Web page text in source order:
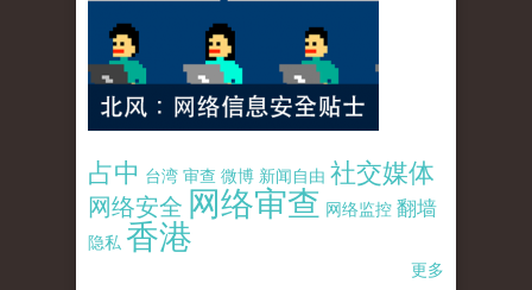
占中 台湾 审查 微博 新闻自由 社交媒体
网络安全 网络审查 网络监控 翻墙
隐私 香港
更多